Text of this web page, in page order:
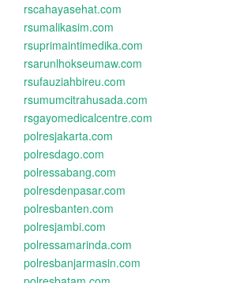
rscahayasehat.com
rsumalikasim.com
rsuprimaintimedika.com
rsarunlhokseumaw.com
rsufauziahbireu.com
rsumumcitrahusada.com
rsgayomedicalcentre.com
polresjakarta.com
polresdago.com
polressabang.com
polresdenpasar.com
polresbanten.com
polresjambi.com
polressamarinda.com
polresbanjarmasin.com